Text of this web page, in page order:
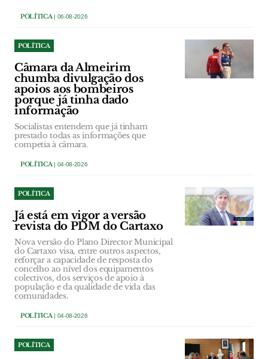
POLÍTICA | 06-08-2026
POLÍTICA
Câmara da Almeirim
chumba divulgação dos
apoios aos bombeiros
porque já tinha dado
informação
Socialistas entendem que já tinham
prestado todas as informações que
competia à câmara.
POLÍTICA | 04-08-2026
POLÍTICA
Já está em vigor a versão
revista do PDM do Cartaxo
Nova versão do Plano Director Municipal
do Cartaxo visa, entre outros aspectos,
reforçar a capacidade de resposta do
concelho ao nível dos equipamentos
colectivos, dos serviços de apoio à
população e da qualidade de vida das
comunidades.
POLÍTICA | 04-08-2026
POLÍTICA